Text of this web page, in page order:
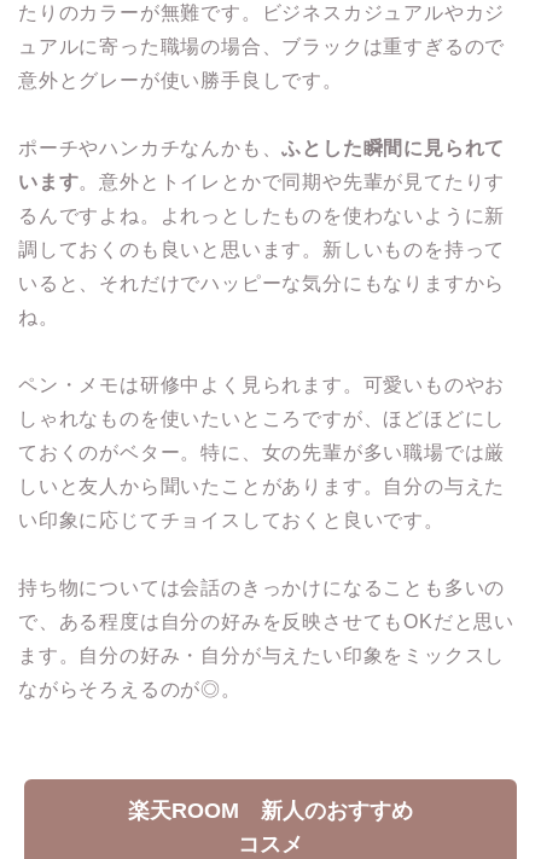
たりのカラーが無難です。ビジネスカジュアルやカジ
ュアルに寄った職場の場合、ブラックは重すぎるので
意外とグレーが使い勝手良しです。
ポーチやハンカチなんかも、ふとした瞬間に見られて
います。意外とトイレとかで同期や先輩が見てたりす
るんですよね。よれっとしたものを使わないように新
調しておくのも良いと思います。新しいものを持って
いると、それだけでハッピーな気分にもなりますから
ね。
ペン・メモは研修中よく見られます。可愛いものやお
しゃれなものを使いたいところですが、ほどほどにし
ておくのがベター。特に、女の先輩が多い職場では厳
しいと友人から聞いたことがあります。自分の与えた
い印象に応じてチョイスしておくと良いです。
持ち物については会話のきっかけになることも多いの
で、ある程度は自分の好みを反映させてもOKだと思い
ます。自分の好み・自分が与えたい印象をミックスし
ながらそろえるのが◎。
楽天ROOM 新人のおすすめ
コスメ